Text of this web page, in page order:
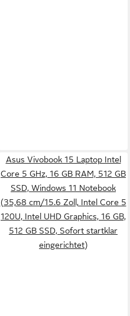
Asus Vivobook 15 Laptop Intel
Core 5 GHz, 16 GB RAM, 512 GB
SSD, Windows 11 Notebook
(35,68 cm/15.6 Zoll, Intel Core 5
120U, Intel UHD Graphics, 16 GB,
512 GB SSD, Sofort startklar
eingerichtet)